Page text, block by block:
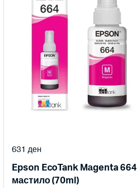
Epson EcoTank Mаgenta 664
мастило (70ml)
631 ден